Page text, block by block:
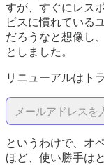
すが、すぐにレス
ビスに慣れている
だろうなと想像し
としました。
リニューアルはト
というわけで、オ
ほど、使い勝手は